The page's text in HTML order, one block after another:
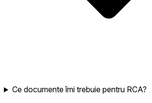
Ce documente îmi trebuie pentru RCA?